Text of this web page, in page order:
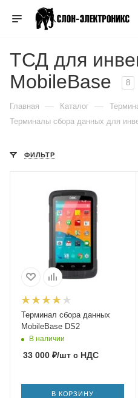
ТСД для
MobileBase
8
Главная — Каталог —
Терминалы сбора данных для
ФИЛЬТР
Терминал сбора данных
MobileBase DS2
В наличии
33 000 ₽/шт с НДС
В КОРЗИНУ